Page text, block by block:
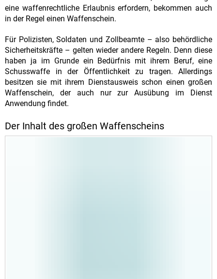
eine waffenrechtliche Erlaubnis erfordern, bekommen auch
in der Regel einen Waffenschein.
Für Polizisten, Soldaten und Zollbeamte – also behördliche
Sicherheitskräfte – gelten wieder andere Regeln. Denn diese
haben ja im Grunde ein Bedürfnis mit ihrem Beruf, eine
Schusswaffe in der Öffentlichkeit zu tragen. Allerdings
besitzen sie mit ihrem Dienstausweis schon einen großen
Waffenschein, der auch nur zur Ausübung im Dienst
Anwendung findet.
Der Inhalt des großen Waffenscheins